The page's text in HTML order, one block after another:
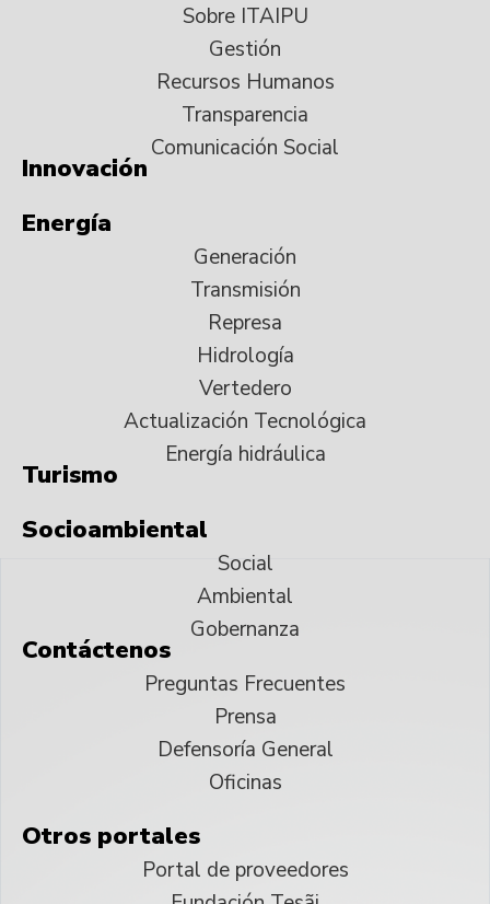
Sobre ITAIPU
Gestión
Recursos Humanos
Transparencia
Comunicación Social
Innovación
Energía
Generación
Transmisión
Represa
Hidrología
Vertedero
Actualización Tecnológica
Energía hidráulica
Turismo
Socioambiental
Social
Ambiental
Gobernanza
Contáctenos
Preguntas Frecuentes
Prensa
Defensoría General
Oficinas
Otros portales
Portal de proveedores